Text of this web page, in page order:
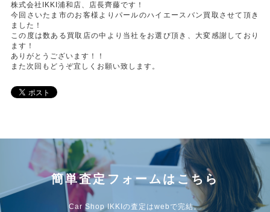
株式会社IKKI浦和店、店長齊藤です！
今回さいたま市のお客様よりパールのハイエースバン買取させて頂き
ました！
この度は数ある買取店の中より当社をお選び頂き、大変感謝しており
ます！
ありがとうございます！！
また次回もどうぞ宜しくお願い致します。
簡単査定フォームはこちら
Car Shop IKKIの査定はwebで完結。